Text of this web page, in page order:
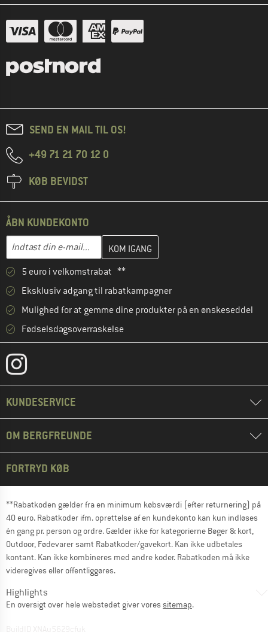
SEND EN MAIL TIL OS!
+49 71 21 70 12 0
KØB BEVIDST
ÅBN KUNDEKONTO
E-mail-adresse
Indtast din e-mailadresse her, og opret i næste trin din
5 euro i velkomstrabat **
Eksklusiv adgang til rabatkampagner
Mulighed for at gemme dine produkter på en ønskeseddel
Fødselsdagsoverraskelse
KUNDESERVICE
OM BERGFREUNDE
FORTRYD KØB
**Rabatkoden gælder fra en minimum købsværdi (efter returnering) på
40 euro. Rabatkoder ifm. oprettelse af en kundekonto kan kun indløses
én gang pr. person og ordre. Gælder ikke for kategorierne Bøger & kort,
Outdoor, Fødevarer samt Rabatkoder/gavekort. Kan ikke udbetales
kontant. Kan ikke kombineres med andre koder. Rabatkoden må ikke
videregives eller offentliggøres.
Highlights
En oversigt over hele webstedet giver voressitemap.